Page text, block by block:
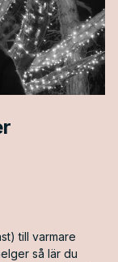
till varmare
så lär du